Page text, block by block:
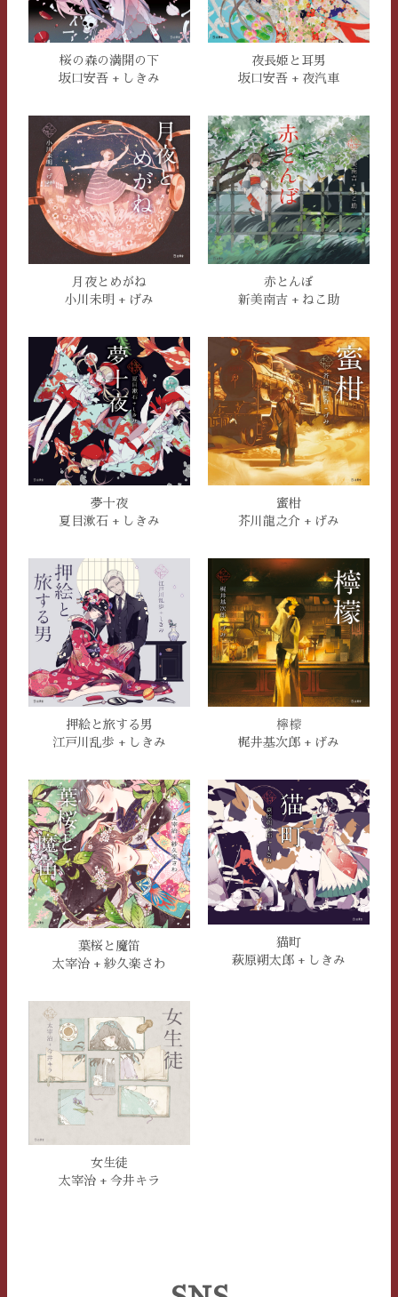
桜の森の満開の下
坂口安吾 + しきみ
夜長姫と耳男
坂口安吾 + 夜汽車
月夜とめがね
小川未明 + げみ
赤とんぼ
新美南吉 + ねこ助
夢十夜
夏目漱石 + しきみ
蜜柑
芥川龍之介 + げみ
押絵と旅する男
江戸川乱歩 + しきみ
檸檬
梶井基次郎 + げみ
葉桜と魔笛
太宰治 + 紗久楽さわ
猫町
萩原朔太郎 + しきみ
女生徒
太宰治 + 今井キラ